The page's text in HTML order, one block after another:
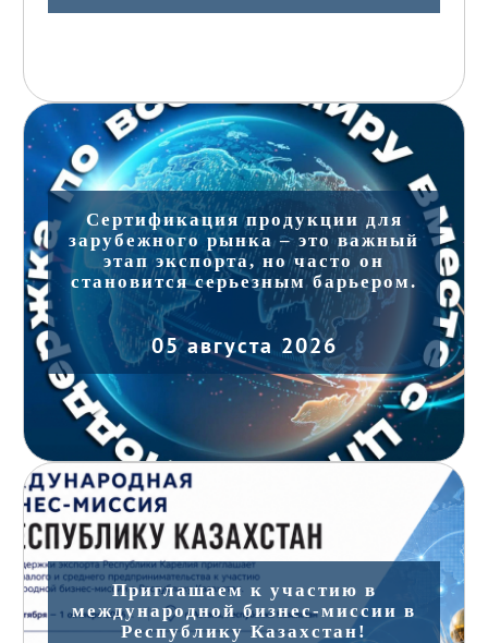
Сертификация продукции для
зарубежного рынка – это важный
этап экспорта, но часто он
становится серьезным барьером.
05 августа 2026
Приглашаем к участию в
международной бизнес-миссии в
Республику Казахстан!